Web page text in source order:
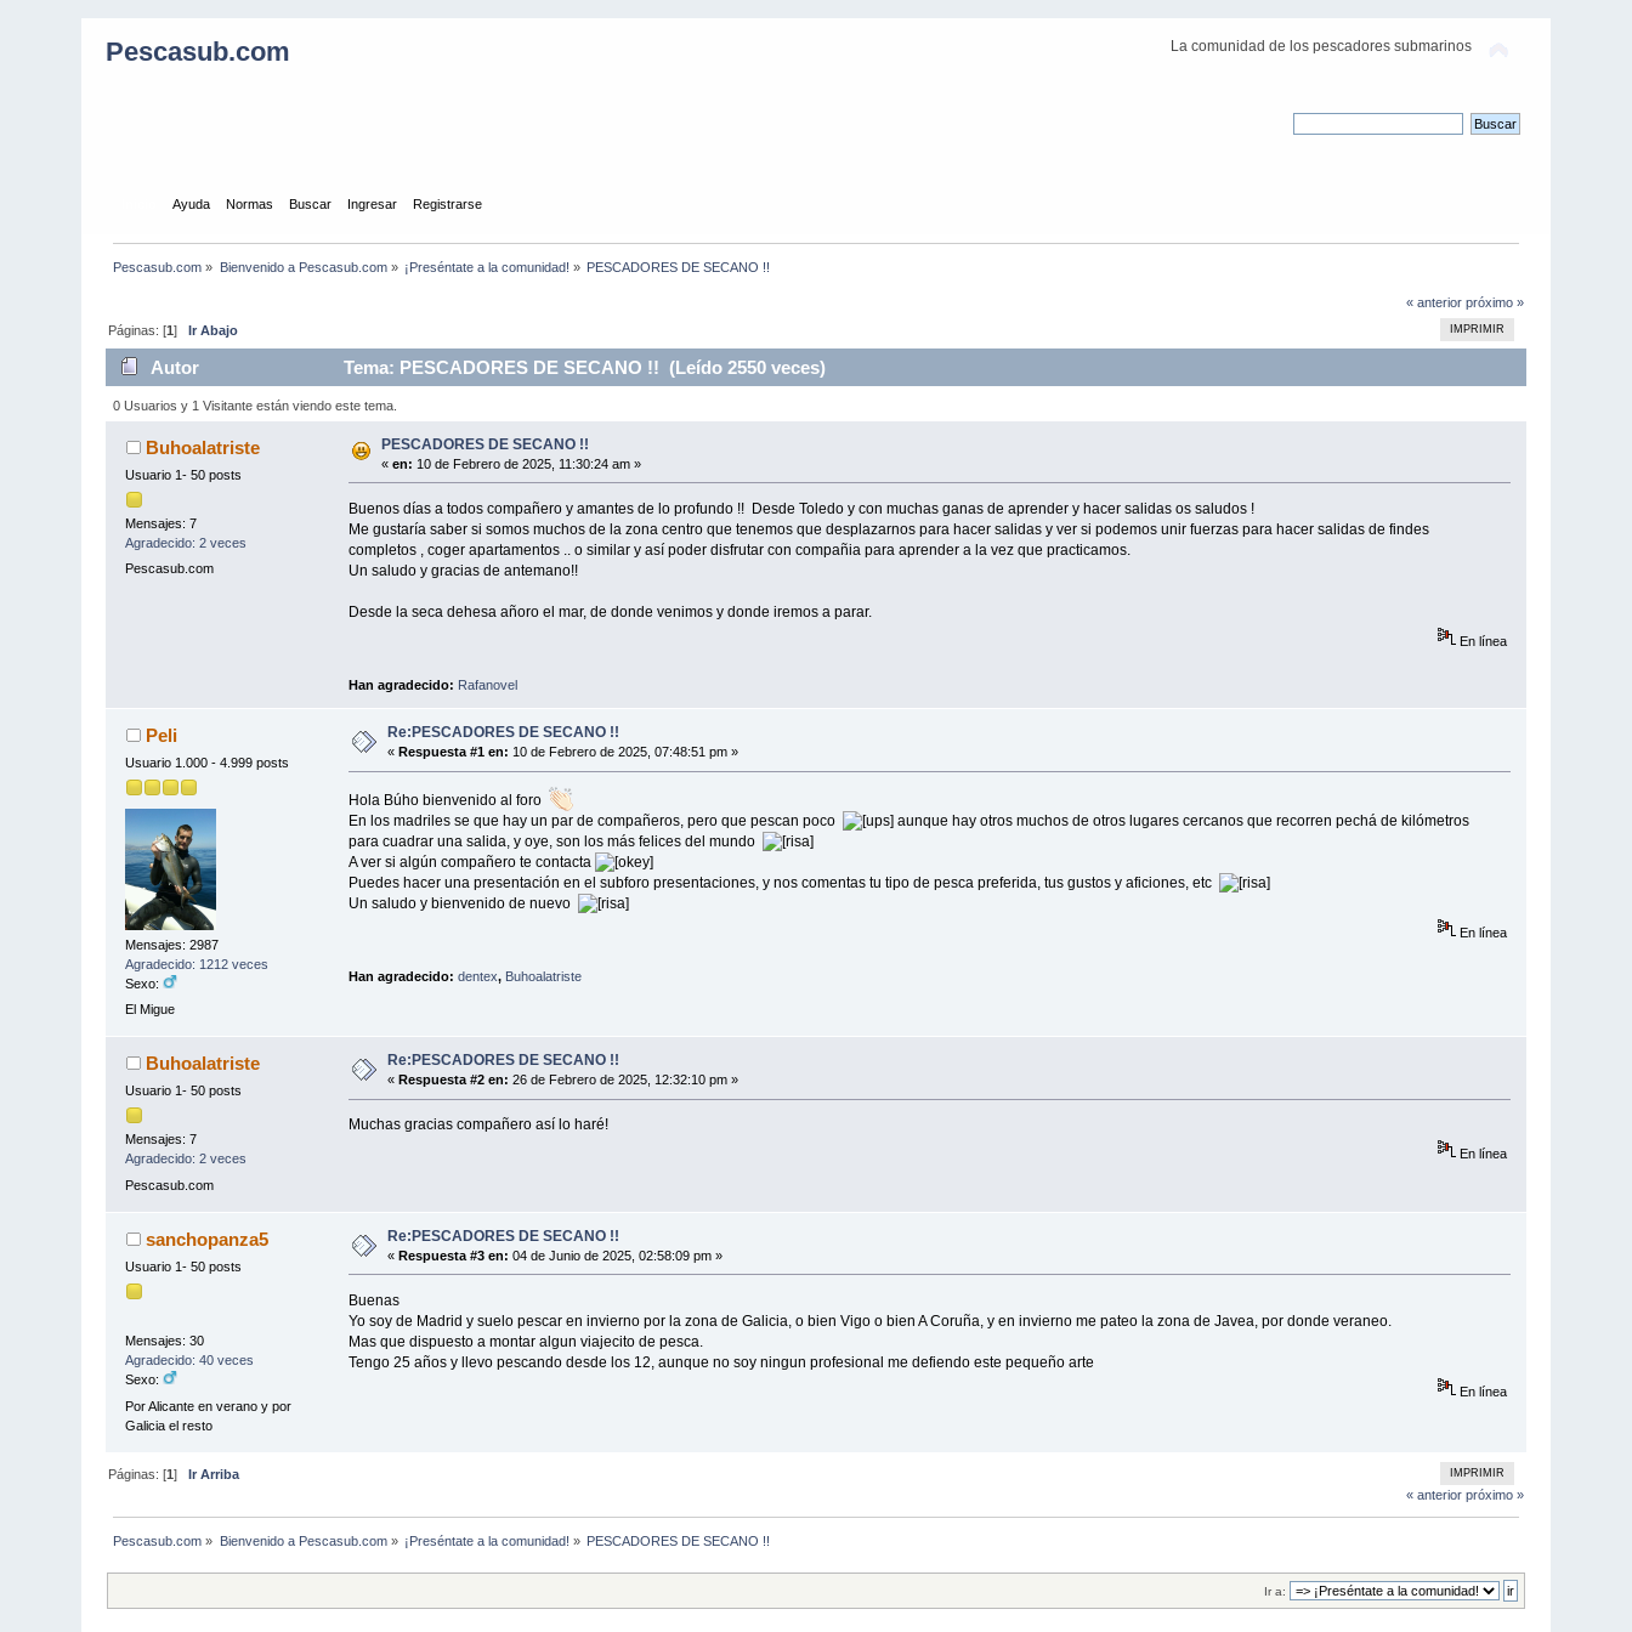
Pescasub.com La comunidad de los pescadores submarinos
Ayuda Normas Buscar Ingresar Registrarse
Pescasub.com » Bienvenido a Pescasub.com» ¡Preséntate a la comunidad! » PESCADORES DE SECANO !!
« anterior próximo »
IMPRIMIR
Páginas: [1]Ir Abajo
Autor Tema: PESCADORES DE SECANO !! (Leído 2550 veces)
0 Usuarios y 1 Visitante están viendo este tema.
Buhoalatriste
Usuario 1- 50 posts
Mensajes: 7
Agradecido: 2 veces
Pescasub.com
PESCADORES DE SECANO !!
«en: 10 de Febrero de 2025, 11:30:24 am »
Buenos días a todos compañero y amantes de lo profundo !! Desde Toledo y con muchas ganas de aprender y hacer salidas os saludos !
Me gustaría saber si somos muchos de la zona centro que tenemos que desplazarnos para hacer salidas y ver si podemos unir fuerzas para hacer salidas de findes
completos , coger apartamentos .. o similar y así poder disfrutar con compañia para aprender a la vez que practicamos.
Un saludo y gracias de antemano!!
Desde la seca dehesa añoro el mar, de donde venimos y donde iremos a parar.
En línea
Han agradecido: Rafanovel
Peli
Usuario 1.000 - 4.999 posts
Mensajes: 2987
Agradecido: 1212 veces
Sexo:
El Migue
Re:PESCADORES DE SECANO !!
«Respuesta #1 en: 10 de Febrero de 2025, 07:48:51 pm »
Hola Búho bienvenido al foro
En los madriles se que hay un par de compañeros, pero que pescan poco
aunque hay otros muchos de otros lugares cercanos que recorren pechá de kilómetros
para cuadrar una salida, y oye, son los más felices del mundo
A ver si algún compañero te contacta
Puedes hacer una presentación en el subforo presentaciones, y nos comentas tu tipo de pesca preferida, tus gustos y aficiones, etc
Un saludo y bienvenido de nuevo
En línea
Han agradecido: dentex, Buhoalatriste
Buhoalatriste
Usuario 1- 50 posts
Mensajes: 7
Agradecido: 2 veces
Pescasub.com
Re:PESCADORES DE SECANO !!
«Respuesta #2 en: 26 de Febrero de 2025, 12:32:10 pm »
Muchas gracias compañero así lo haré!
En línea
sanchopanza5
Usuario 1- 50 posts
Mensajes: 30
Agradecido: 40 veces
Sexo:
Por Alicante en verano y por
Galicia el resto
Re:PESCADORES DE SECANO !!
«Respuesta #3 en: 04 de Junio de 2025, 02:58:09 pm »
Buenas
Yo soy de Madrid y suelo pescar en invierno por la zona de Galicia, o bien Vigo o bien A Coruña, y en invierno me pateo la zona de Javea, por donde veraneo.
Mas que dispuesto a montar algun viajecito de pesca.
Tengo 25 años y llevo pescando desde los 12, aunque no soy ningun profesional me defiendo este pequeño arte
En línea
IMPRIMIR
Páginas: [1]Ir Arriba
« anterior próximo »
Pescasub.com » Bienvenido a Pescasub.com» ¡Preséntate a la comunidad! » PESCADORES DE SECANO !!
Ir a: